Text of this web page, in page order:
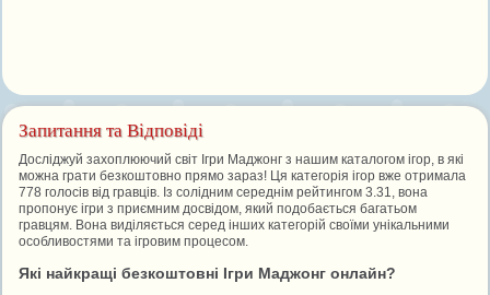
Запитання та Відповіді
Досліджуй захоплюючий світ Ігри Маджонг з нашим каталогом ігор, в які
можна грати безкоштовно прямо зараз! Ця категорія ігор вже отримала
778 голосів від гравців. Із солідним середнім рейтингом 3.31, вона
пропонує ігри з приємним досвідом, який подобається багатьом
гравцям. Вона виділяється серед інших категорій своїми унікальними
особливостями та ігровим процесом.
Які найкращі безкоштовні Ігри Маджонг онлайн?